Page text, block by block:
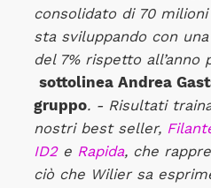
consolidato di 70
sta sviluppando con
del 7% rispetto all’anno
sottolinea Andrea
gruppo. - Risultati
nostri best seller,
ID2e Rapida, che
ciò che Wilier sa